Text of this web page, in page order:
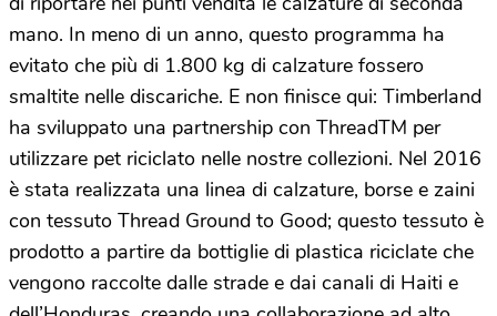
mano. In meno di un anno, questo programma ha
evitato che più di 1.800 kg di calzature fossero
smaltite nelle discariche. E non finisce qui: Timberland
ha sviluppato una partnership con ThreadTM per
utilizzare pet riciclato nelle nostre collezioni. Nel 2016
è stata realizzata una linea di calzature, borse e zaini
con tessuto Thread Ground to Good; questo tessuto è
prodotto a partire da bottiglie di plastica riciclate che
vengono raccolte dalle strade e dai canali di Haiti e